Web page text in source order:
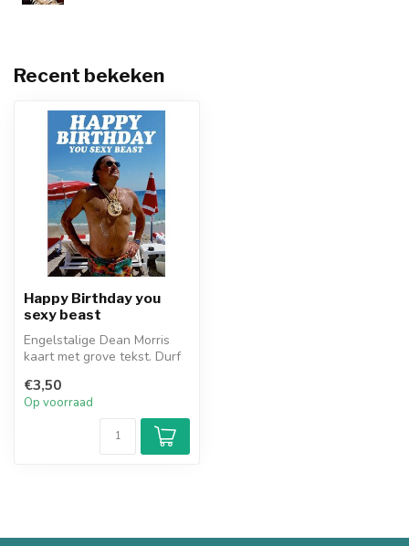
Recent bekeken
Happy Birthday you
sexy beast
Engelstalige Dean Morris
kaart met grove tekst. Durf
€3,50
Op voorraad